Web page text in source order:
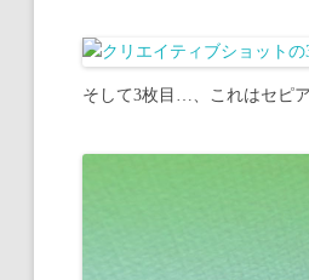
そして3枚目…、これはセピ